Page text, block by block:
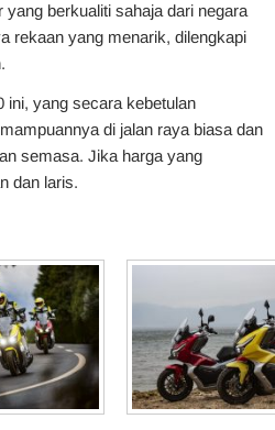
berkualiti sahaja dari negara
rekaan yang menarik, dilengkapi
ini, yang secara kebetulan
di jalan raya biasa dan
semasa. Jika harga yang
dan laris.